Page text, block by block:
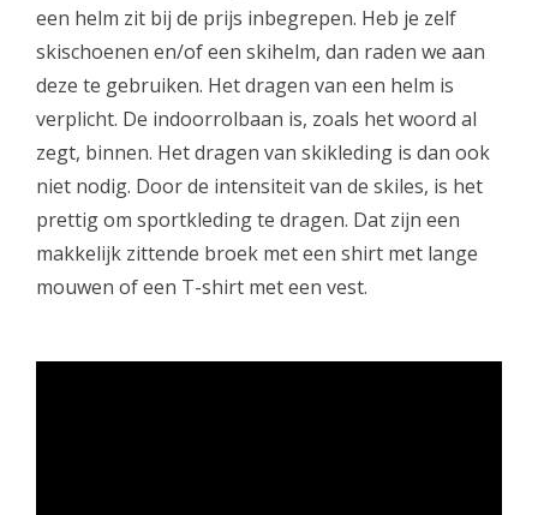
een helm zit bij de prijs inbegrepen. Heb je zelf
skischoenen en/of een skihelm, dan raden we aan
deze te gebruiken. Het dragen van een helm is
verplicht. De indoorrolbaan is, zoals het woord al
zegt, binnen. Het dragen van skikleding is dan ook
niet nodig. Door de intensiteit van de skiles, is het
prettig om sportkleding te dragen. Dat zijn een
makkelijk zittende broek met een shirt met lange
mouwen of een T-shirt met een vest.